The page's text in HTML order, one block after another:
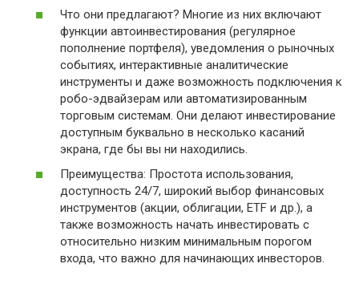
Что они предлагают? Многие из них включают
функции автоинвестирования (регулярное
пополнение портфеля), уведомления о рыночных
событиях, интерактивные аналитические
инструменты и даже возможность подключения к
робо-эдвайзерам или автоматизированным
торговым системам. Они делают инвестирование
доступным буквально в несколько касаний
экрана, где бы вы ни находились.
Преимущества: Простота использования,
доступность 24/7, широкий выбор финансовых
инструментов (акции, облигации, ETF и др.), а
также возможность начать инвестировать с
относительно низким минимальным порогом
входа, что важно для начинающих инвесторов.